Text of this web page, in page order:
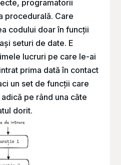
programatorii
procedurală. Care
codului doar în funcții
seturi de date. E
lucruri pe care le-ai
prima dată în contact
un set de funcții care
pe rând una căte
dorit.